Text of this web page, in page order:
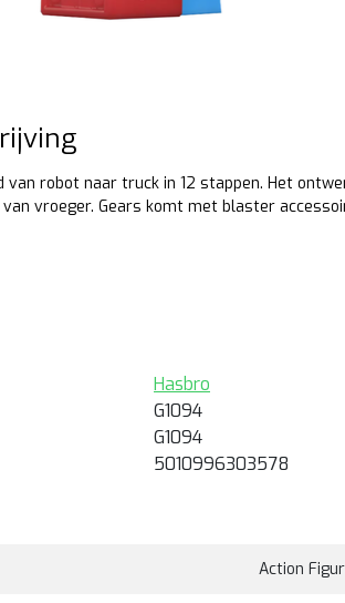
robot naar truck in 12 stappen. Het
van vroeger. Gears komt met blaster
Hasbro
G1094
G1094
5010996303578
Action
van G1 Autobot Commander